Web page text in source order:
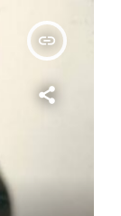
insert_link